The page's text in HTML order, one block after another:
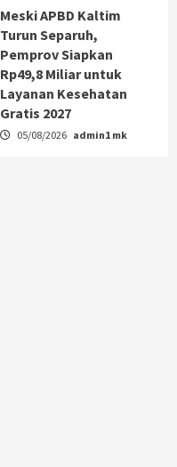
Meski APBD Kaltim
Turun Separuh,
Pemprov Siapkan
Rp49,8 Miliar untuk
Layanan Kesehatan
Gratis 2027
05/08/2026 admin1 mk